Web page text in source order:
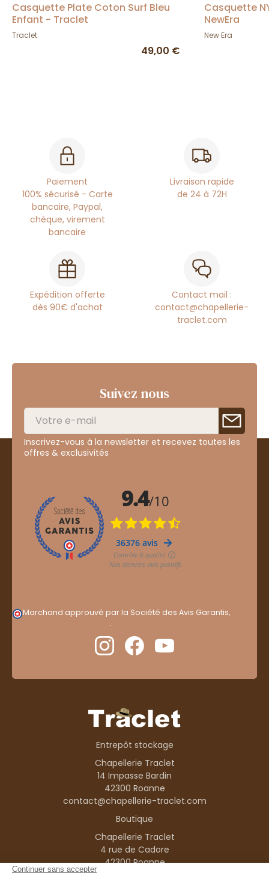
Casquette Plate Coton Surf Bleu
Enfant - Traclet
Traclet
49,00 €
Casquette
NewEra
New Era
Paiement
100% sécurisé - Carte
bancaire, Paypal,
chèque, virement
bancaire
Livraison rapide
de 24 à 72H
Expédition offerte
dès 90€ d'achat
Contact mail :
contact@chapellerie-
traclet.com
Suivez nous
Inscrivez-vous à la newsletter et recevez toutes les
offres & exclusivités
Marchand approuvé par la Société des Avis Garantis,
.
Entrepôt stockage
Chapellerie Traclet
14 Impasse Bardin
42300 Roanne
contact@chapellerie-traclet.com
Boutique
Chapellerie Traclet
4 rue de Cadore
42300 Roanne